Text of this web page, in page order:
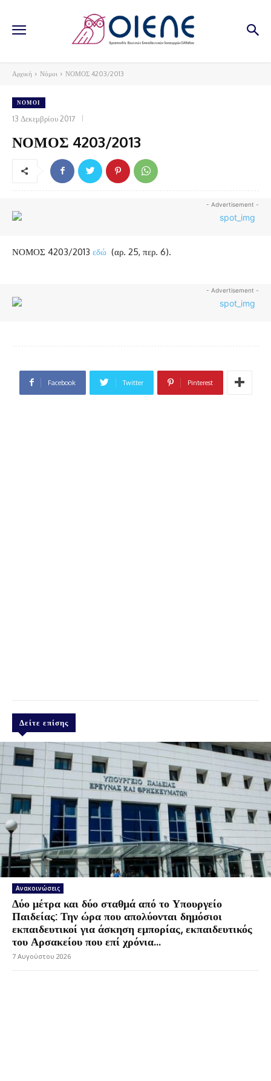
Αρχική Νόμοι ΝΟΜΟΣ 4203/2013
ΝΌΜΟΙ
13 Δεκεμβρίου 2017
ΝΟΜΟΣ 4203/2013
- Advertisement -
ΝΟΜΟΣ 4203/2013 εδώ (αρ. 25, περ. 6).
- Advertisement -
Facebook Twitter Pinterest
Δείτε επίσης
Ανακοινώσεις
Δύο μέτρα και δύο σταθμά από το Υπουργείο
Παιδείας: Την ώρα που απολύονται δημόσιοι
εκπαιδευτικοί για άσκηση εμπορίας, εκπαιδευτικός
του Αρσακείου που επί χρόνια...
7 Αυγούστου 2026